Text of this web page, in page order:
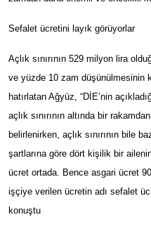
Sefalet ücretini layık görüyorlar
Açlık sınırının 529 milyon lira
ve yüzde 10 zam düşünülmesinin
hatırlatan Ağyüz, “DİE’nin
açlık sınırının altında bir
belirlenirken, açlık sınırının bile
şartlarına göre dört kişilik bir
ücret ortada. Bence asgari ücret
işçiye verilen ücretin adı sefalet
konuştu